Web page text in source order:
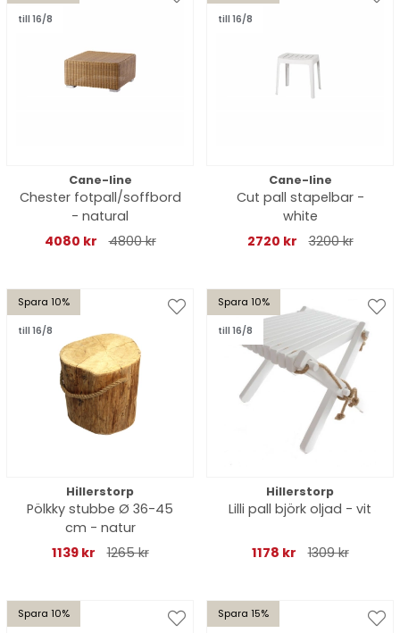
till 16/8
Cane-line
Chester fotpall/soffbord
- natural
4080 kr
4800 kr
till 16/8
Cane-line
Cut pall stapelbar -
white
2720 kr
3200 kr
Spara 10%
till 16/8
Hillerstorp
Pölkky stubbe Ø 36-45
cm - natur
1139 kr
1265 kr
Spara 10%
till 16/8
Hillerstorp
Lilli pall björk oljad - vit
1178 kr 1309 kr
Spara 10% Spara 15%